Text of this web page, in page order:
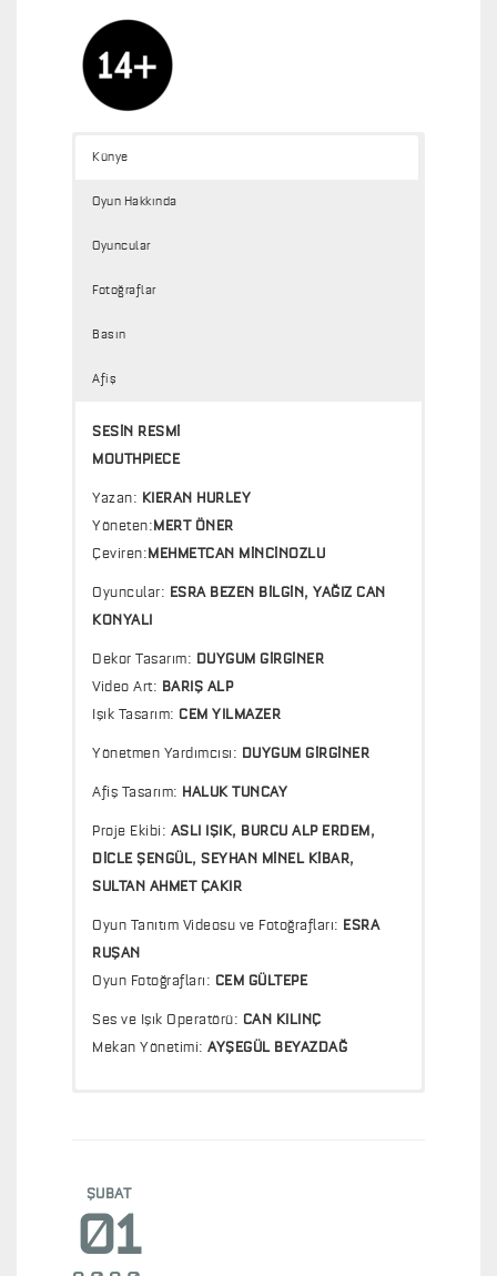
Künye
Oyun Hakkında
Oyuncular
Fotoğraflar
Basın
Afiş
SESİN RESMİ
MOUTHPIECE
Yazan: KIERAN HURLEY
Yöneten:MERT ÖNER
Çeviren:MEHMETCAN MİNCİNOZLU
Oyuncular: ESRA BEZEN BİLGİN, YAĞIZ CAN
KONYALI
Dekor Tasarım: DUYGUM GİRGİNER
Video Art: BARIŞ ALP
Işık Tasarım: CEM YILMAZER
Yönetmen Yardımcısı: DUYGUM GİRGİNER
Afiş Tasarım: HALUK TUNCAY
Proje Ekibi: ASLI IŞIK, BURCU ALP ERDEM,
DİCLE ŞENGÜL, SEYHAN MİNEL KİBAR,
SULTAN AHMET ÇAKIR
Oyun Tanıtım Videosu ve Fotoğrafları: ESRA
RUŞAN
Oyun Fotoğrafları: CEM GÜLTEPE
Ses ve Işık Operatörü: CAN KILINÇ
Mekan Yönetimi: AYŞEGÜL BEYAZDAĞ
şimdi İstanbul’da !
İşte karşınızda bir şehir, iki insan !
Yazmaya olan inancını kaybetmiş oyun yazarı
CEYDA ULUKAYA - Milliyet Sanat Dergisi, Ocak
2020
ŞUBAT
01